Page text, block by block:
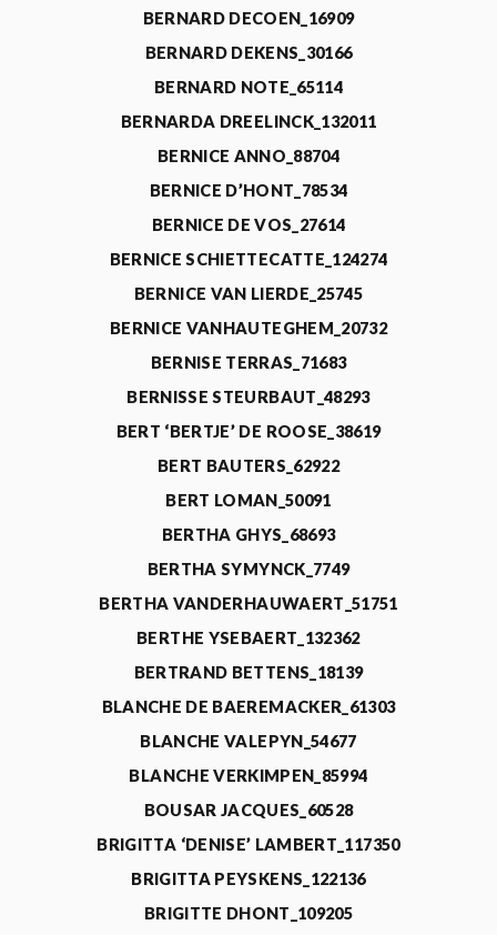
BERNARD DECOEN_16909
BERNARD DEKENS_30166
BERNARD NOTE_65114
BERNARDA DREELINCK_132011
BERNICE ANNO_88704
BERNICE D’HONT_78534
BERNICE DE VOS_27614
BERNICE SCHIETTECATTE_124274
BERNICE VAN LIERDE_25745
BERNICE VANHAUTEGHEM_20732
BERNISE TERRAS_71683
BERNISSE STEURBAUT_48293
BERT ‘BERTJE’ DE ROOSE_38619
BERT BAUTERS_62922
BERT LOMAN_50091
BERTHA GHYS_68693
BERTHA SYMYNCK_7749
BERTHA VANDERHAUWAERT_51751
BERTHE YSEBAERT_132362
BERTRAND BETTENS_18139
BLANCHE DE BAEREMACKER_61303
BLANCHE VALEPYN_54677
BLANCHE VERKIMPEN_85994
BOUSAR JACQUES_60528
BRIGITTA ‘DENISE’ LAMBERT_117350
BRIGITTA PEYSKENS_122136
BRIGITTE DHONT_109205